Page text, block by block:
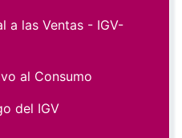
a las Ventas - IGV-
al Consumo
del IGV